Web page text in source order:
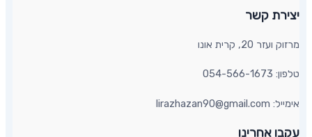
יצירת קשר​
מרזוק ועזר 20, קרית אונו​
טלפון: 054-566-1673
אימייל: lirazhazan90@gmail.com
עקבו אחרינו